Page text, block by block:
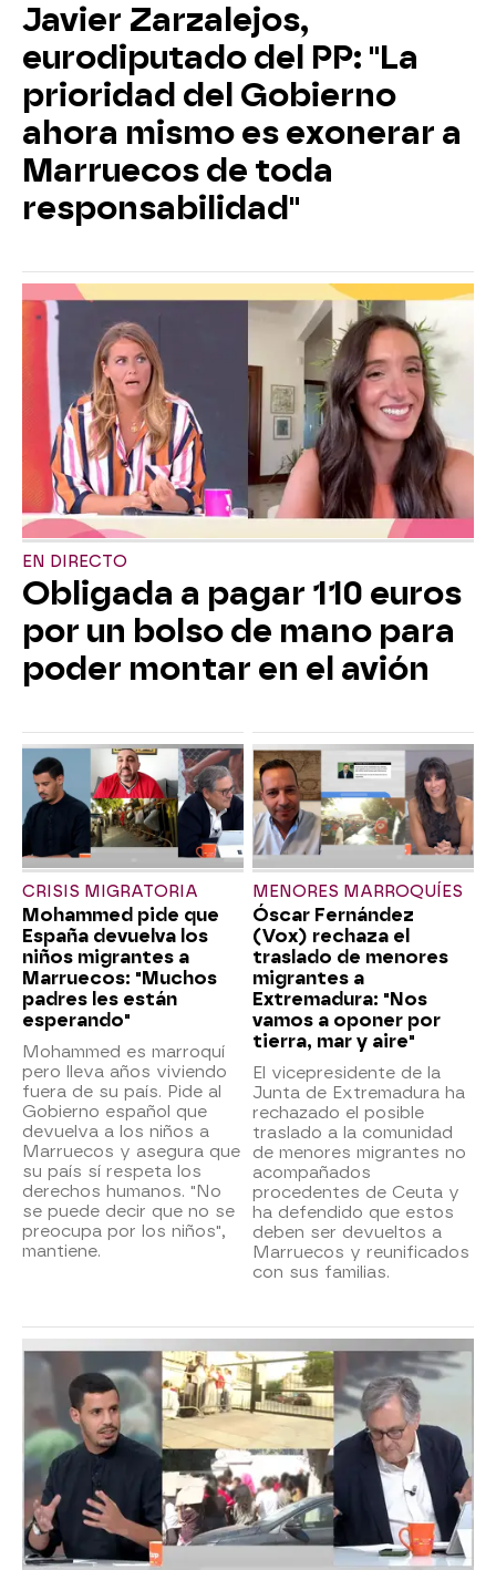
Javier Zarzalejos,
eurodiputado del PP: "La
prioridad del Gobierno
ahora mismo es exonerar a
Marruecos de toda
responsabilidad"
EN DIRECTO
Obligada a pagar 110 euros
por un bolso de mano para
poder montar en el avión
CRISIS MIGRATORIA
Mohammed pide que
España devuelva los
niños migrantes a
Marruecos: "Muchos
padres les están
esperando"
Mohammed es marroquí
pero lleva años viviendo
fuera de su país. Pide al
Gobierno español que
devuelva a los niños a
Marruecos y asegura que
su país sí respeta los
derechos humanos. "No
se puede decir que no se
preocupa por los niños",
mantiene.
MENORES MARROQUÍES
Óscar Fernández
(Vox) rechaza el
traslado de menores
migrantes a
Extremadura: "Nos
vamos a oponer por
tierra, mar y aire"
El vicepresidente de la
Junta de Extremadura ha
rechazado el posible
traslado a la comunidad
de menores migrantes no
acompañados
procedentes de Ceuta y
ha defendido que estos
deben ser devueltos a
Marruecos y reunificados
con sus familias.